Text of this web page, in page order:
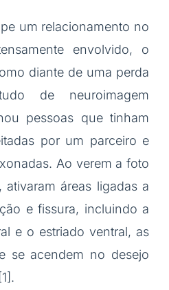
um relacionamento no
envolvido, o
diante de uma perda
de neuroimagem
pessoas que tinham
por um parceiro e
Ao verem a foto
áreas ligadas a
e fissura, incluindo a
e o estriado ventral, as
se acendem no desejo